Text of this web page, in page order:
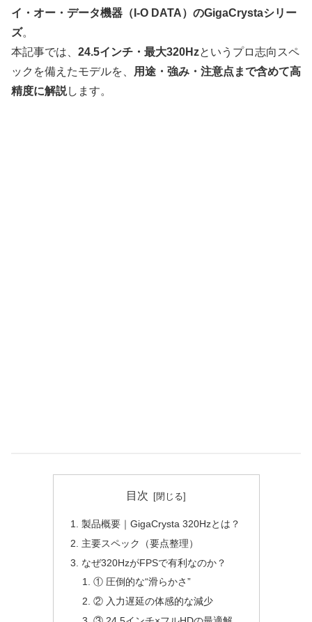
イ・オー・データ機器（I-O DATA）のGigaCrystaシリー
ズ。
本記事では、 24.5インチ・最大320Hzというプロ志向スペ
ックを備えたモデルを、
用途・強み・注意点まで含めて高
精度に解説します。
目次
製品概要｜GigaCrysta 320Hzとは？
主要スペック（要点整理）
なぜ320HzがFPSで有利なのか？
① 圧倒的な“滑らかさ”
② 入力遅延の体感的な減少